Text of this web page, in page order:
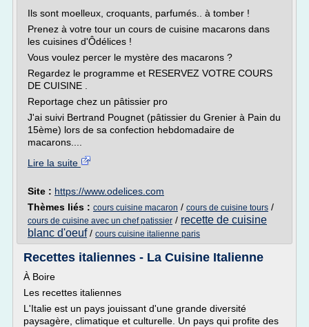
Ils sont moelleux, croquants, parfumés.. à tomber !
Prenez à votre tour un cours de cuisine macarons dans
les cuisines d'Ôdélices !
Vous voulez percer le mystère des macarons ?
Regardez le programme et RESERVEZ VOTRE COURS
DE CUISINE .
Reportage chez un pâtissier pro
J'ai suivi Bertrand Pougnet (pâtissier du Grenier à Pain du
15ème) lors de sa confection hebdomadaire de
macarons....
Lire la suite
Site : https://www.odelices.com
Thèmes liés : cours cuisine macaron / cours de cuisine tours /
cours de cuisine avec un chef patissier / recette de cuisine
blanc d'oeuf/ cours cuisine italienne paris
Recettes italiennes - La Cuisine Italienne
À Boire
Les recettes italiennes
L'Italie est un pays jouissant d'une grande diversité
paysagère, climatique et culturelle. Un pays qui profite des